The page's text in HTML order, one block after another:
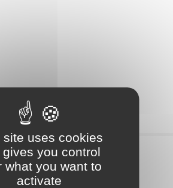
Partagez
site uses cookies
gives you control
what you want to
activate